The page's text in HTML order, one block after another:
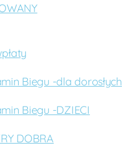
Biegu -dla dorosłych
Biegu -DZIECI
DOBRA